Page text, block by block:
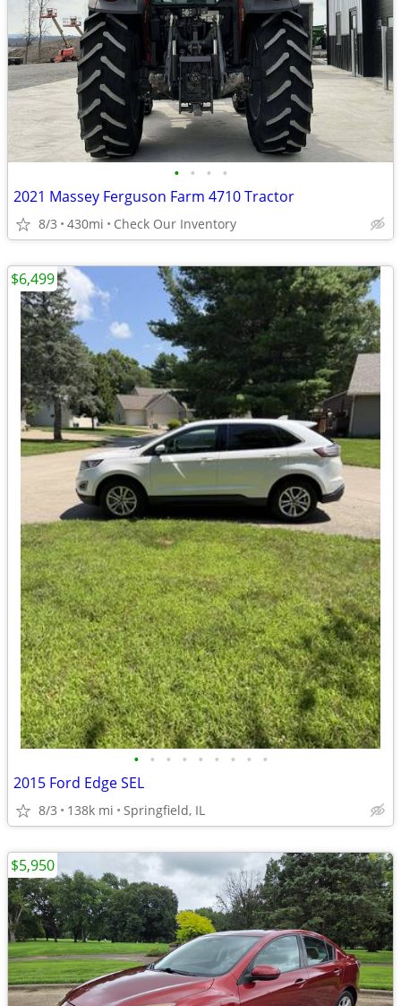
• • • •
2021 Massey Ferguson Farm 4710 Tractor
8/3 430mi Check Our Inventory
• • • • • • • • •
2015 Ford Edge SEL
8/3 138k mi Springfield, IL
$6,499
$5,950